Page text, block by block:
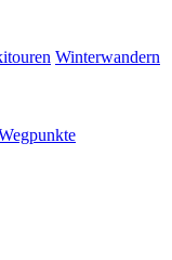
Winterwandern